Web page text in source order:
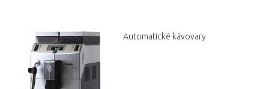
Porovnat
Automatické kávovary